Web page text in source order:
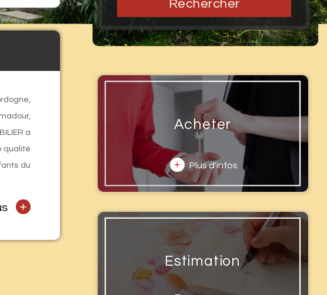
Rechercher
a
qualité
du
+
Acheter
+ Plus d'infos
Estimation